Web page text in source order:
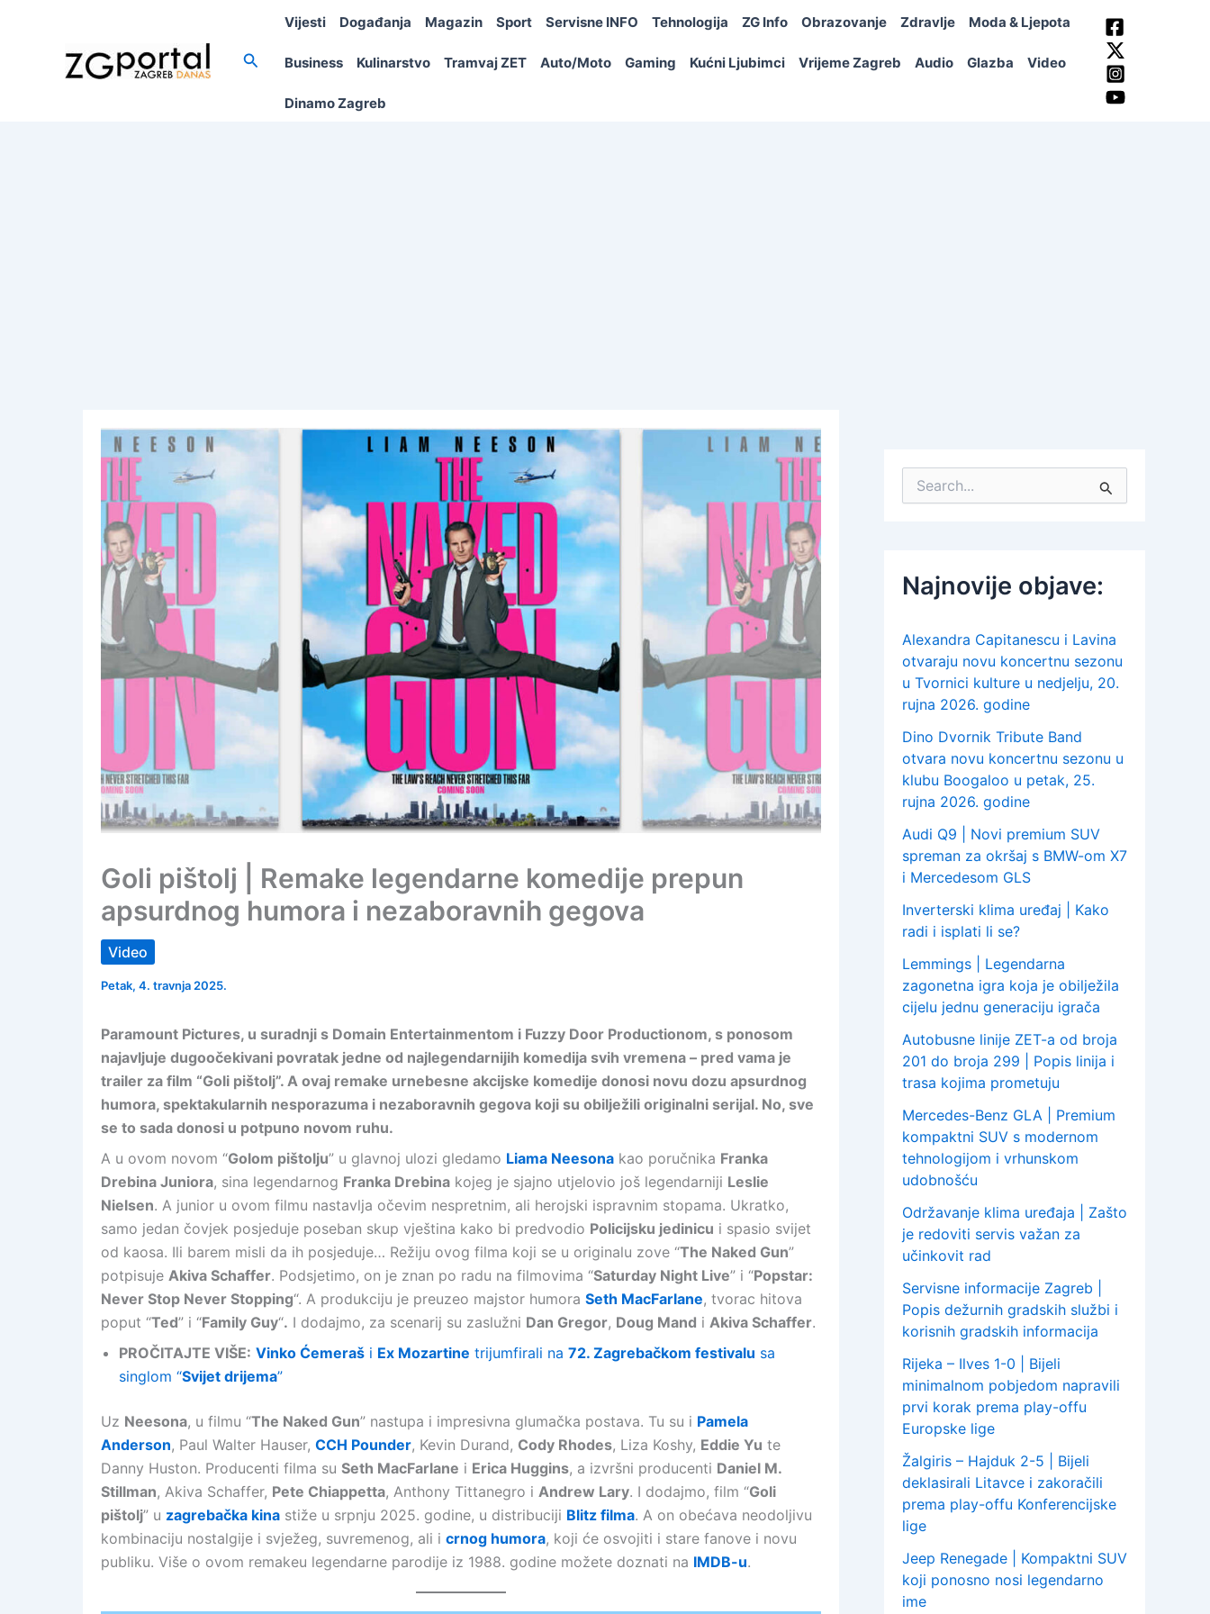
Search
Vijesti Događanja Magazin Sport Servisne INFO Tehnologija ZG Info Obrazovanje Zdravlje Moda & Ljepota
Business Kulinarstvo Tramvaj ZET Auto/Moto Gaming Kućni Ljubimci Vrijeme Zagreb Audio Glazba Video
Dinamo Zagreb
Goli pištolj | Remake legendarne komedije prepun
apsurdnog humora i nezaboravnih gegova
Video
Petak, 4. travnja 2025.
Paramount Pictures, u suradnji s Domain Entertainmentom i Fuzzy Door Productionom, s ponosom
najavljuje dugoočekivani povratak jedne od najlegendarnijih komedija svih vremena – pred vama je
trailer za film “Goli pištolj”. A ovaj remake urnebesne akcijske komedije donosi novu dozu apsurdnog
humora, spektakularnih nesporazuma i nezaboravnih gegova koji su obilježili originalni serijal. No, sve
se to sada donosi u potpuno novom ruhu.
A u ovom novom “Golom pištolju” u glavnoj ulozi gledamo Liama Neesona kao poručnika Franka
Drebina Juniora, sina legendarnog Franka Drebina kojeg je sjajno utjelovio još legendarniji Leslie
Nielsen. A junior u ovom filmu nastavlja očevim nespretnim, ali herojski ispravnim stopama. Ukratko,
samo jedan čovjek posjeduje poseban skup vještina kako bi predvodio Policijsku jedinicu i spasio svijet
od kaosa. Ili barem misli da ih posjeduje… Režiju ovog filma koji se u originalu zove “The Naked Gun”
potpisuje Akiva Schaffer. Podsjetimo, on je znan po radu na filmovima “Saturday Night Live” i “Popstar:
Never Stop Never Stopping“. A produkciju je preuzeo majstor humora Seth MacFarlane, tvorac hitova
poput “Ted” i “Family Guy“. I dodajmo, za scenarij su zaslužni Dan Gregor, Doug Mand i Akiva Schaffer.
PROČITAJTE VIŠE: Vinko Ćemeraš i Ex Mozartine trijumfirali na 72. Zagrebačkom festivalu sa
singlom “Svijet drijema”
Uz Neesona, u filmu “The Naked Gun” nastupa i impresivna glumačka postava. Tu su i Pamela
Anderson, Paul Walter Hauser, CCH Pounder, Kevin Durand, Cody Rhodes, Liza Koshy, Eddie Yu te
Danny Huston. Producenti filma su Seth MacFarlane i Erica Huggins, a izvršni producenti Daniel M.
Stillman, Akiva Schaffer, Pete Chiappetta, Anthony Tittanegro i Andrew Lary. I dodajmo, film “Goli
pištolj” u zagrebačka kina stiže u srpnju 2025. godine, u distribuciji Blitz filma. A on obećava neodoljivu
kombinaciju nostalgije i svježeg, suvremenog, ali i crnog humora, koji će osvojiti i stare fanove i novu
publiku. Više o ovom remakeu legendarne parodije iz 1988. godine možete doznati na IMDB-u.
:
Najnovije objave:
Alexandra Capitanescu i Lavina
otvaraju novu koncertnu sezonu
u Tvornici kulture u nedjelju, 20.
rujna 2026. godine
Dino Dvornik Tribute Band
otvara novu koncertnu sezonu u
klubu Boogaloo u petak, 25.
rujna 2026. godine
Audi Q9 | Novi premium SUV
spreman za okršaj s BMW-om X7
i Mercedesom GLS
Inverterski klima uređaj | Kako
radi i isplati li se?
Lemmings | Legendarna
zagonetna igra koja je obilježila
cijelu jednu generaciju igrača
Autobusne linije ZET-a od broja
201 do broja 299 | Popis linija i
trasa kojima prometuju
Mercedes-Benz GLA | Premium
kompaktni SUV s modernom
tehnologijom i vrhunskom
udobnošću
Održavanje klima uređaja | Zašto
je redoviti servis važan za
učinkovit rad
Servisne informacije Zagreb |
Popis dežurnih gradskih službi i
korisnih gradskih informacija
Rijeka – Ilves 1-0 | Bijeli
minimalnom pobjedom napravili
prvi korak prema play-offu
Europske lige
Žalgiris – Hajduk 2-5 | Bijeli
deklasirali Litavce i zakoračili
prema play-offu Konferencijske
lige
Jeep Renegade | Kompaktni SUV
koji ponosno nosi legendarno
ime